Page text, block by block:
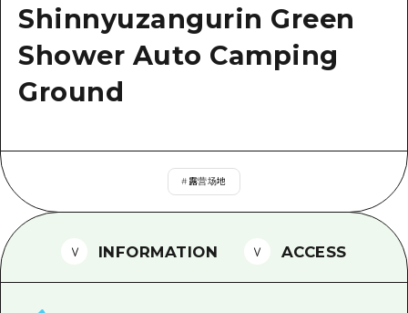
标准
历史·文化
治愈
短途旅行
半天
一日游
2晚3天
超值的游览门票
行李寄存和运送服务
志愿者指南
Shinnyuzangurin Green
Shower Auto Camping
Ground
# 露营场地
INFORMATION ACCESS